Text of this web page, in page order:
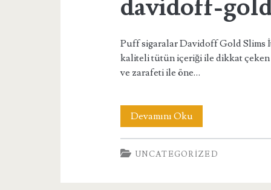
davidoff-
Puff sigaralar Davidoff Gold Slims
kaliteli tütün içeriği ile dikkat çeken
ve zarafeti ile öne…
Devamını Okudavidoff-
gold-
slims-
UNCATEGORIZED